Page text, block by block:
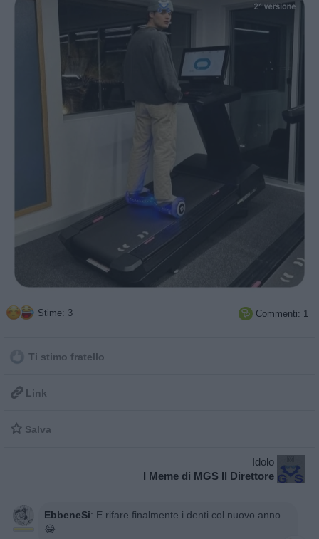
Stime: 3  Commenti: 1
Ti stimo fratello
 Link
 Salva
Idolo
I Meme di MGS Il Direttore
EbbeneSi: E rifare finalmente i denti col nuovo anno
😂